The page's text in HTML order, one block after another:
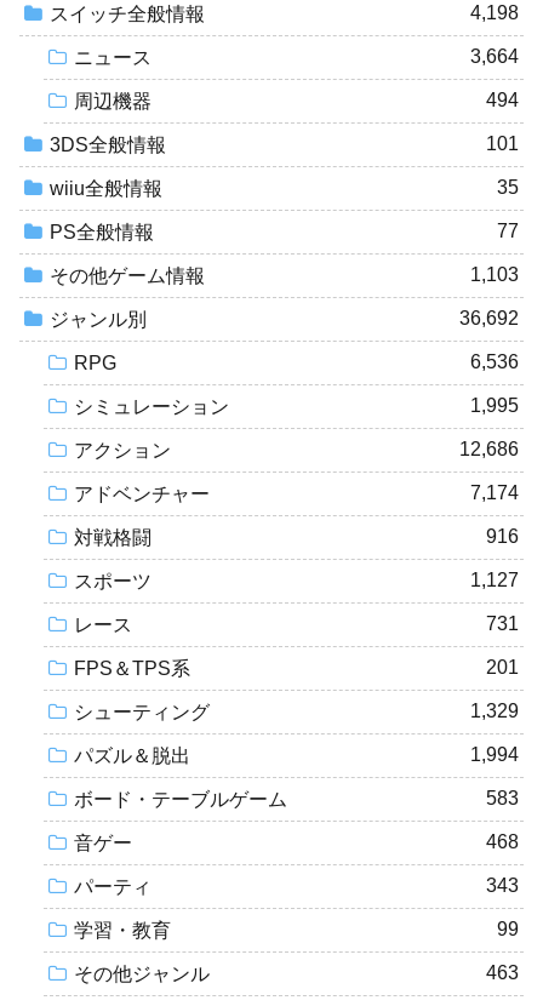
スイッチ全般情報 4,198
ニュース 3,664
周辺機器 494
3DS全般情報 101
wiiu全般情報 35
PS全般情報 77
その他ゲーム情報 1,103
ジャンル別 36,692
RPG 6,536
シミュレーション 1,995
アクション 12,686
アドベンチャー 7,174
対戦格闘 916
スポーツ 1,127
レース 731
FPS＆TPS系 201
シューティング 1,329
パズル＆脱出 1,994
ボード・テーブルゲーム 583
音ゲー 468
パーティ 343
学習・教育 99
その他ジャンル 463